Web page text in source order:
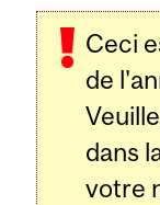
Ceci
de
dans
votre